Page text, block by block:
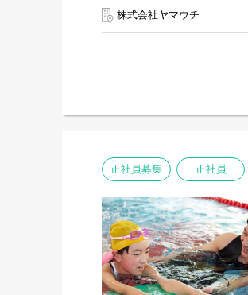
株式会社ヤマウチ
正社員募集 正社員